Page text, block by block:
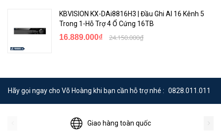
KBVISION KX-DAi8816H3 | Đầu Ghi AI 16 Kênh 5
Trong 1-Hỗ Trợ 4 Ổ Cứng 16TB
16.889.000₫ 24.150.000₫
Hãy gọi ngay cho Võ Hoàng khi bạn cần hỗ trợ nhé : 0828.011.011
Giao hàng toàn quốc